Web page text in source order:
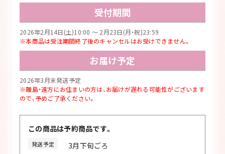
受付期間
2026年2月14日(土)10:00 ～ 2月23日(月・祝)23:59
※本商品は受注期間終了後のキャンセルはお受けできません。
お届け予定
2026年3月末発送予定
※離島・遠方にお住まいの方は、お届けが遅れる可能性がございます
ので、予めご了承ください。
この商品は予約商品です。
発送予定 3月下旬ごろ